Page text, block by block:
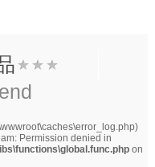
Permission denied in
on